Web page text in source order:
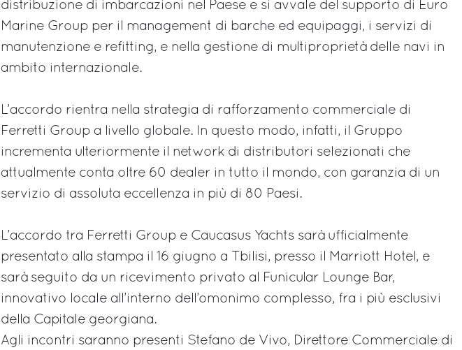
distribuzione di imbarcazioni nel Paese e si avvale del supporto di Euro
Marine Group per il management di barche ed equipaggi, i servizi di
manutenzione e refitting, e nella gestione di multiproprietà delle navi in
ambito internazionale.
L’accordo rientra nella strategia di rafforzamento commerciale di
Ferretti Group a livello globale. In questo modo, infatti, il Gruppo
incrementa ulteriormente il network di distributori selezionati che
attualmente conta oltre 60 dealer in tutto il mondo, con garanzia di un
servizio di assoluta eccellenza in più di 80 Paesi.
L’accordo tra Ferretti Group e Caucasus Yachts sarà ufficialmente
presentato alla stampa il 16 giugno a Tbilisi, presso il Marriott Hotel, e
sarà seguito da un ricevimento privato al Funicular Lounge Bar,
innovativo locale all’interno dell’omonimo complesso, fra i più esclusivi
della Capitale georgiana.
Agli incontri saranno presenti Stefano de Vivo, Direttore Commerciale di